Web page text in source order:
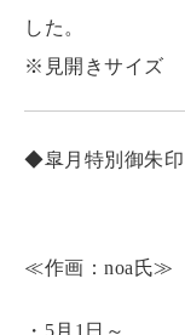
した。
※見開きサイズ
◆皐月特別御朱印
≪作画：noa氏≫
・5月1日～